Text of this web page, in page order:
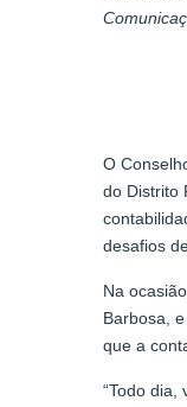
O
do Distrito
desafios
Na
Barbosa,
que a
“Todo